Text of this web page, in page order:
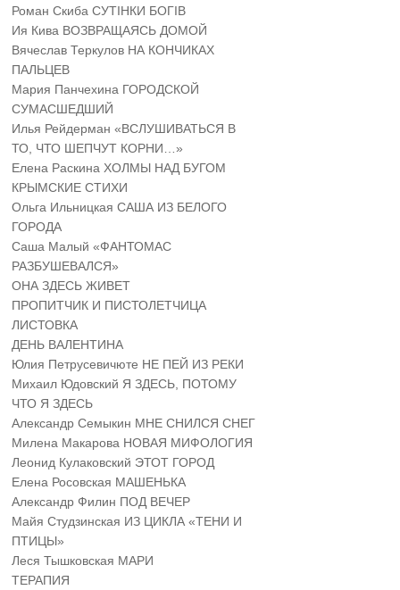
Роман Скиба СУТІНКИ БОГІВ
Ия Кива ВОЗВРАЩАЯСЬ ДОМОЙ
Вячеслав Теркулов НА КОНЧИКАХ
ПАЛЬЦЕВ
Мария Панчехина ГОРОДСКОЙ
СУМАСШЕДШИЙ
Илья Рейдерман «ВСЛУШИВАТЬСЯ В
ТО, ЧТО ШЕПЧУТ КОРНИ…»
Елена Раскина ХОЛМЫ НАД БУГОМ
КРЫМСКИЕ СТИХИ
Ольга Ильницкая САША ИЗ БЕЛОГО
ГОРОДА
Саша Малый «ФАНТОМАС
РАЗБУШЕВАЛСЯ»
ОНА ЗДЕСЬ ЖИВЕТ
ПРОПИТЧИК И ПИСТОЛЕТЧИЦА
ЛИСТОВКА
ДЕНЬ ВАЛЕНТИНА
Юлия Петрусевичюте НЕ ПЕЙ ИЗ РЕКИ
Михаил Юдовский Я ЗДЕСЬ, ПОТОМУ
ЧТО Я ЗДЕСЬ
Александр Семыкин МНЕ СНИЛСЯ СНЕГ
Милена Макарова НОВАЯ МИФОЛОГИЯ
Леонид Кулаковский ЭТОТ ГОРОД
Елена Росовская МАШЕНЬКА
Александр Филин ПОД ВЕЧЕР
Майя Студзинская ИЗ ЦИКЛА «ТЕНИ И
ПТИЦЫ»
Леся Тышковская МАРИ
ТЕРАПИЯ